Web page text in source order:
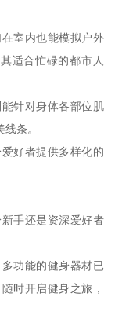
室内也能模拟户外
适合忙碌的都市人
针对身体各部位肌
条。
好者提供多样化的
手还是资深爱好者
功能的健身器材已
时开启健身之旅，